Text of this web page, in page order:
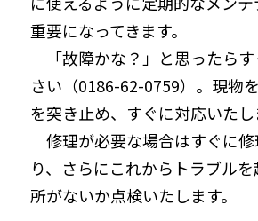
重要になってきます。
「故障かな？」と思ったら
さい（0186-62-0759）。現物
を突き止め、すぐに対応いたし
修理が必要な場合はすぐに
り、さらにこれからトラブル
所がないか点検いたします。